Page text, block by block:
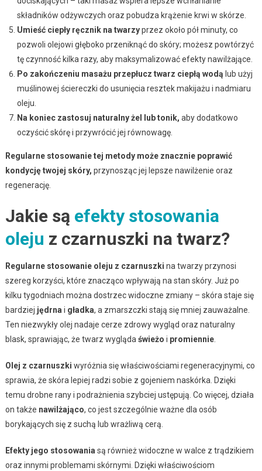
składników odżywczych oraz pobudza krążenie krwi w skórze.
Umieść ciepły ręcznik na twarzyprzez około pół minuty, co
pozwoli olejowi głęboko przeniknąć do skóry; możesz powtórzyć
tę czynność kilka razy, aby maksymalizować efekty nawilżające.
Po zakończeniu masażu przepłucz twarz ciepłą wodą lub użyj
muślinowej ściereczki do usunięcia resztek makijażu i nadmiaru
oleju.
Na koniec zastosuj naturalny żel lub tonik, aby dodatkowo
oczyścić skórę i przywrócić jej równowagę.
Regularne stosowanie tej metody może znacznie poprawić
kondycję twojej skóry, przynosząc jej lepsze nawilżenie oraz
regenerację.
Jakie są efekty stosowania
oleju z czarnuszki na twarz?
Regularne stosowanie oleju z czarnuszki na twarzy przynosi
szereg korzyści, które znacząco wpływają na stan skóry. Już po
kilku tygodniach można dostrzec widoczne zmiany – skóra staje się
bardziej jędrna i gładka, a zmarszczki stają się mniej zauważalne.
Ten niezwykły olej nadaje cerze zdrowy wygląd oraz naturalny
blask, sprawiając, że twarz wygląda świeżo i promiennie.
Olej z czarnuszki wyróżnia się właściwościami regeneracyjnymi, co
sprawia, że skóra lepiej radzi sobie z gojeniem naskórka. Dzięki
temu drobne rany i podrażnienia szybciej ustępują. Co więcej, działa
on także nawilżająco, co jest szczególnie ważne dla osób
borykających się z suchą lub wrażliwą cerą.
Efekty jego stosowania są również widoczne w walce z trądzikiem
oraz innymi problemami skórnymi. Dzięki właściwościom